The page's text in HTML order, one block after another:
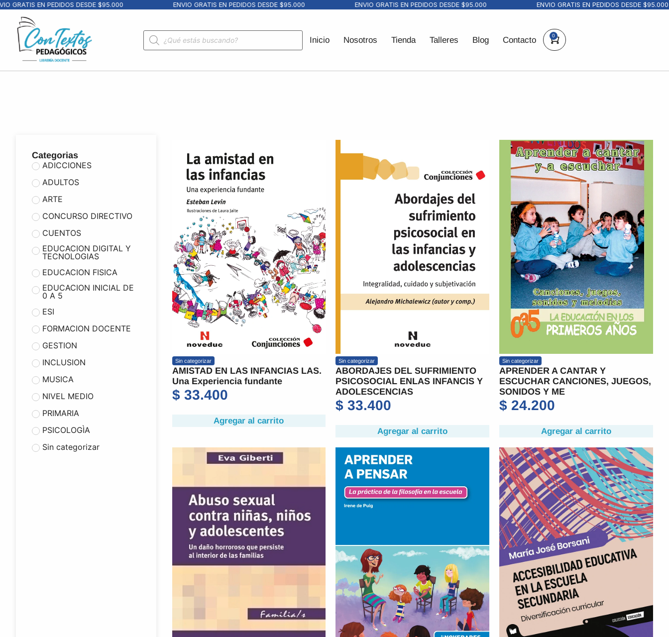
EN PEDIDOS DESDE $95.000 ENVIO GRATIS EN PEDIDOS DESDE $95.000 ENVIO GRATIS EN PEDIDOS DESDE $95.000 ENVIO GRATIS EN PEDIDOS DESDE $95.000
Inicio Nosotros Tienda Talleres Blog Contacto 0
Categorias
ADICCIONES
ADULTOS
ARTE
CONCURSO DIRECTIVO
CUENTOS
EDUCACION DIGITAL Y
TECNOLOGIAS
EDUCACION FISICA
EDUCACION INICIAL DE
0 A 5
ESI
FORMACION DOCENTE
GESTION
INCLUSION
MUSICA
NIVEL MEDIO
PRIMARIA
PSICOLOGÌA
Sin categorizar
Sin categorizar
AMISTAD EN LAS INFANCIAS LAS.
Una Experiencia fundante
$33.400
Agregar al carrito
Sin categorizar
ABORDAJES DEL SUFRIMIENTO
PSICOSOCIAL ENLAS INFANCIS Y
ADOLESCENCIAS
$ 33.400
Agregar al carrito
Sin categorizar
APRENDER A CANTAR Y
ESCUCHAR CANCIONES, JUEGOS,
SONIDOS Y ME
$ 24.200
Agregar al carrito